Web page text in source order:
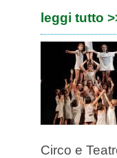
leggi tutto
Circo e